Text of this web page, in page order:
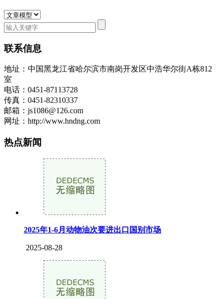
联系信息
地址：中国黑龙江省哈尔滨市南岗开发区中浩华尔街A栋812
室
电话：0451-87113728
传真：0451-82310337
邮箱：js1086@126.com
网址：http://www.hndng.com
热点新闻
2025年1-6月动物油次要进出口国别市场
2025-08-28